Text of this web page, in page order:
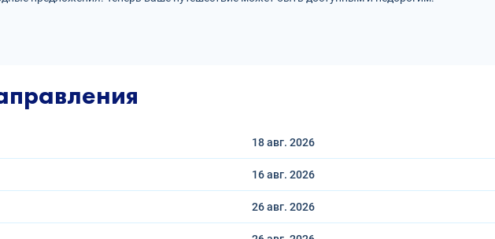
18 авг. 2026
16 авг. 2026
26 авг. 2026